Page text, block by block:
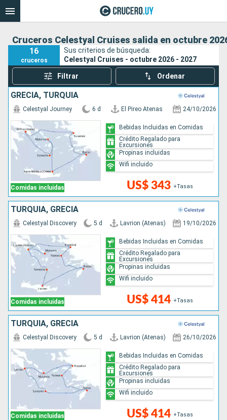
Cruceros Celestyal Cruises salida en octubre
16
cruceros
Sus criterios de búsqueda:
Celestyal Cruises - octubre 2026 - 2027
Filtrar Ordenar
GRECIA, TURQUÍA
Comidas incluidas
Celestyal Journey 6 d El Pireo Atenas 24/10/2026
US$ 343 +Tasas
Bebidas Incluidas en Comidas
Crédito Regalado para
Excursiones
Propinas incluidas
Wifi incluido
TURQUÍA, GRECIA
Comidas incluidas
Celestyal Discovery 5 d Lavrion (Atenas) 19/10/2026
US$ 414 +Tasas
Bebidas Incluidas en Comidas
Crédito Regalado para
Excursiones
Propinas incluidas
Wifi incluido
TURQUÍA, GRECIA
Comidas incluidas
Celestyal Discovery 5 d Lavrion (Atenas) 26/10/2026
US$ 414 +Tasas
Bebidas Incluidas en Comidas
Crédito Regalado para
Excursiones
Propinas incluidas
Wifi incluido